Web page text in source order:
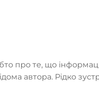
про те, що
автора. Рідко